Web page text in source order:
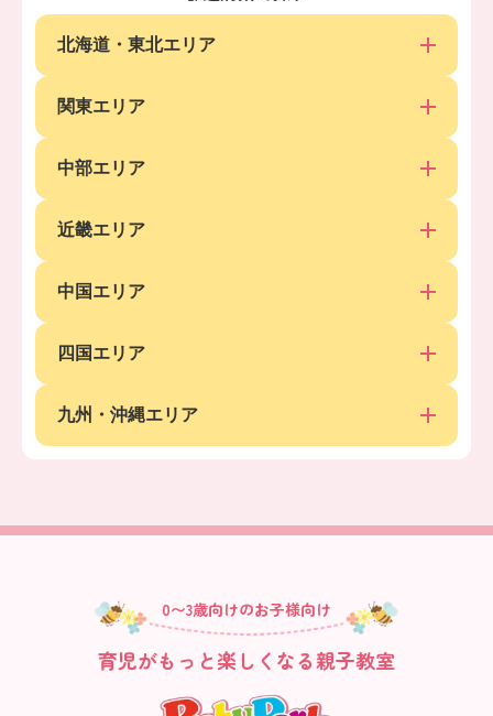
北海道・東北エリア
関東エリア
中部エリア
近畿エリア
中国エリア
四国エリア
九州・沖縄エリア
0〜3歳向けのお子様向け
育児がもっと楽しくなる親子教室